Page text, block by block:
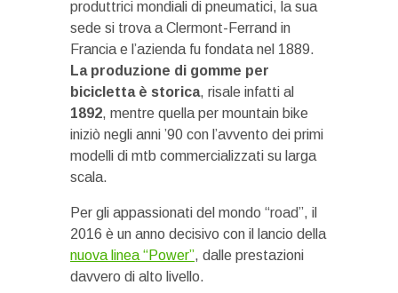
produttrici mondiali di pneumatici, la sua
sede si trova a Clermont-Ferrand in
Francia e l’azienda fu fondata nel 1889.
La produzione di gomme per
bicicletta è storica, risale infatti al
1892, mentre quella per mountain bike
iniziò negli anni ’90 con l’avvento dei primi
modelli di mtb commercializzati su larga
scala.
Per gli appassionati del mondo “road”, il
2016 è un anno decisivo con il lancio della
nuova linea “Power”, dalle prestazioni
davvero di alto livello.